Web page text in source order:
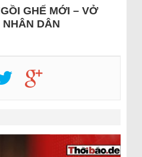
GHẾ MỚI – VỞ
DÂN